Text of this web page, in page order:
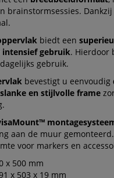
brainstormsessies.
biedt een
gebruik. Hierdoor
gebruik.
bevestigt u eenvoudig
slanke en stijlvolle frame
aan de muur
voor markers en
x 500 mm
x 503 x 19 mm